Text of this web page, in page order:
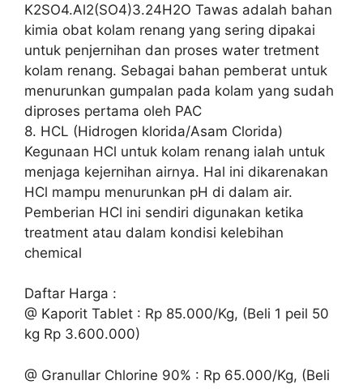
K2SO4.Al2(SO4)3.24H2O Tawas adalah bahan
kimia obat kolam renang yang sering dipakai
untuk penjernihan dan proses water tretment
kolam renang. Sebagai bahan pemberat untuk
menurunkan gumpalan pada kolam yang sudah
diproses pertama oleh PAC
8. HCL (Hidrogen klorida/Asam Clorida)
Kegunaan HCl untuk kolam renang ialah untuk
menjaga kejernihan airnya. Hal ini dikarenakan
HCl mampu menurunkan pH di dalam air.
Pemberian HCl ini sendiri digunakan ketika
treatment atau dalam kondisi kelebihan
chemical
Daftar Harga :
@ Kaporit Tablet : Rp 85.000/Kg, (Beli 1 peil 50
kg Rp 3.600.000)
@ Granullar Chlorine 90% : Rp 65.000/Kg, (Beli